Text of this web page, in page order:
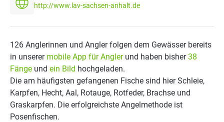
http://www.lav-sachsen-anhalt.de
126 Anglerinnen und Angler folgen dem Gewässer bereits
in unserer mobile App für Anglerund haben bisher38
Fänge und ein Bild hochgeladen.
Die am häufigsten gefangenen Fische sind hier Schleie,
Karpfen, Hecht, Aal, Rotauge, Rotfeder, Brachse und
Graskarpfen. Die erfolgreichste Angelmethode ist
Posenfischen.